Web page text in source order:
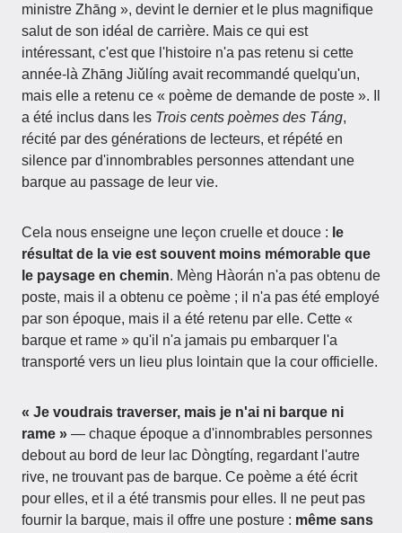
ministre Zhāng », devint le dernier et le plus magnifique
salut de son idéal de carrière. Mais ce qui est
intéressant, c'est que l'histoire n'a pas retenu si cette
année-là Zhāng Jiǔlíng avait recommandé quelqu'un,
mais elle a retenu ce « poème de demande de poste ». Il
a été inclus dans les Trois cents poèmes des Táng,
récité par des générations de lecteurs, et répété en
silence par d'innombrables personnes attendant une
barque au passage de leur vie.
Cela nous enseigne une leçon cruelle et douce : le
résultat de la vie est souvent moins mémorable que
le paysage en chemin. Mèng Hàorán n'a pas obtenu de
poste, mais il a obtenu ce poème ; il n'a pas été employé
par son époque, mais il a été retenu par elle. Cette «
barque et rame » qu'il n'a jamais pu embarquer l'a
transporté vers un lieu plus lointain que la cour officielle.
« Je voudrais traverser, mais je n'ai ni barque ni
rame » — chaque époque a d'innombrables personnes
debout au bord de leur lac Dòngtíng, regardant l'autre
rive, ne trouvant pas de barque. Ce poème a été écrit
pour elles, et il a été transmis pour elles. Il ne peut pas
fournir la barque, mais il offre une posture : même sans